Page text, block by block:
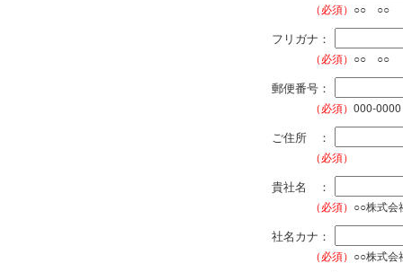
（必須） ○○ ○○
フリガナ：
（必須） ○○ ○○
郵便番号：
（必須） 000-0000
ご住所 ：
（必須）
貴社名 ：
（必須） ○○株式会
社名カナ：
（必須） ○○株式会